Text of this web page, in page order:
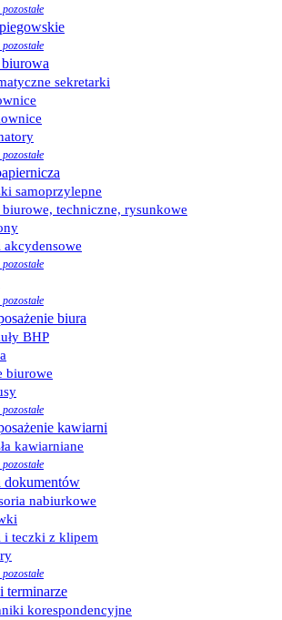
sekretarki
samoprzylepne
techniczne, rysunkowe
biura
BHP
biurowe
kawiarni
kawiarniane
dokumentów
nabiurkowe
i teczki z klipem
terminarze
korespondencyjne